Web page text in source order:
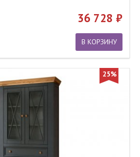
36 728
В КОРЗИНУ
25%